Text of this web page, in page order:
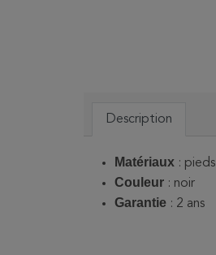
Description
Matériaux :
Couleur : noir
Garantie : 2 ans